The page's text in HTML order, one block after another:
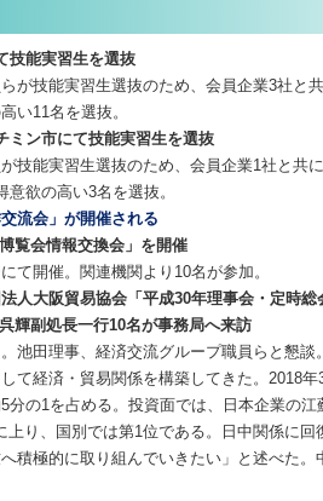
技能実習生を選抜
が技能実習生選抜のため、会員企業3社と
い11名を選抜。
ミン市にて技能実習生を選抜
技能実習生選抜のため、会員企業1社と共
欲の高い3名を選抜。
流会」が開催される
覧会情報交換会」を開催
て開催。関連機関より10名が参加。
人大阪貿易協会「平成30年理事会・定時総
輝副処長一行10名が事務局へ来訪
池田理事、経済交流グループ職員らと懇談
て経済・貿易関係を構築してきた。2018
分の1を占める。投資面では、日本企業の
上り、国別では第1位である。日中関係に
積極的に取り組んでいきたい」と述べた